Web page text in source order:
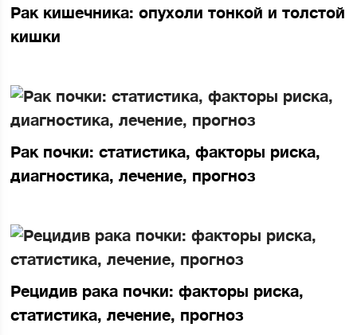
Рак кишечника: опухоли тонкой и толстой
кишки
Рак почки: статистика, факторы риска,
диагностика, лечение, прогноз
Рецидив рака почки: факторы риска,
статистика, лечение, прогноз